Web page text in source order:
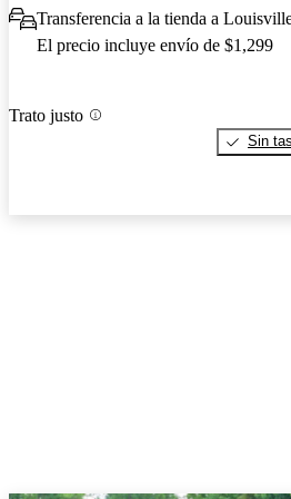
Transferencia a la tienda a
El precio incluye envío de $1,299
Trato justo
Sin